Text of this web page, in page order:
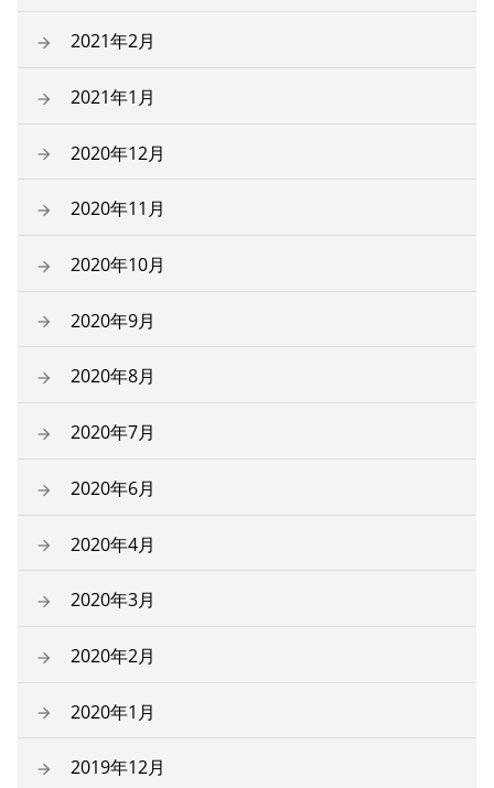
2021年2月
2021年1月
2020年12月
2020年11月
2020年10月
2020年9月
2020年8月
2020年7月
2020年6月
2020年4月
2020年3月
2020年2月
2020年1月
2019年12月